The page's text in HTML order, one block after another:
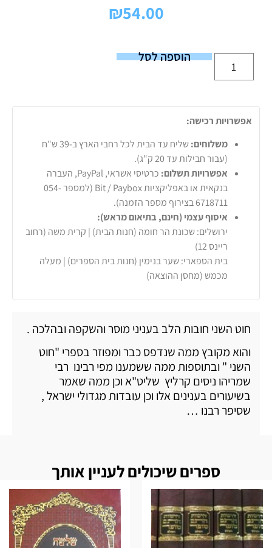
₪54.00
הוספה לסל
אפשרויות רכישה:
משלוחים:
שליח עד הבית לכל רחבי הארץ ב-39 ש"ח
(עבור חבילות עד 20 ק"ג).
אפשרויות תשלום:
כרטיסי אשראי, PayPal, העברה
בנקאית או באפליקציות Bit / Paybox (למספר 054-
6718711 בצירוף מספר הזמנה).
איסוף עצמי (חינם, בתיאום מראש):
ירושלים: שכונת הר חומה (חנות הבית) | קרית משה (רחוב
ריינס 12)
בית הספארי: שער בנימין (חנות בית הספרים) | מעלה
מכמש (מחסן ההוצאה)
חוט השני חובות הלב בעניני מוסר והשקפה ובהלכה .
והוא מקובץ ממה שנדפס כבר ומפוזר בספרי "חוט
השני " ובתוספות ממה ששמענו מפי רבינו רבי
שמריהו ניסים קרליץ שליט"א וכן ממה שאמר
בשיעורים בענינים אלו וכן עובדות מגדולי ישראל ,
שסיפר רבנו …
ספרים שיכולים לעניין אותך